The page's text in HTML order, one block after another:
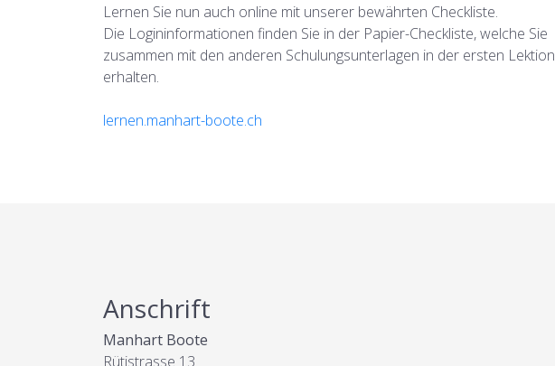
Lernen Sie nun auch online mit unserer bewährten Checkliste.
Die Logininformationen finden Sie in der Papier-Checkliste, welche Sie
zusammen mit den anderen Schulungsunterlagen in der ersten Lektion
erhalten.
lernen.manhart-boote.ch
Anschrift
Manhart Boote
Rütistrasse 13